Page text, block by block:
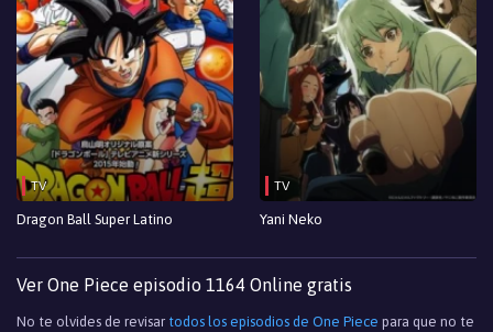
TV
Dragon Ball Super Latino
TV
Yani Neko
Ver One Piece episodio 1164 Online gratis
No te olvides de revisar todos los episodios de One Piece para que no te